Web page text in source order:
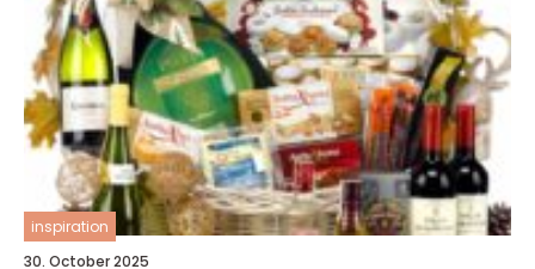
inspiration
30. October 2025